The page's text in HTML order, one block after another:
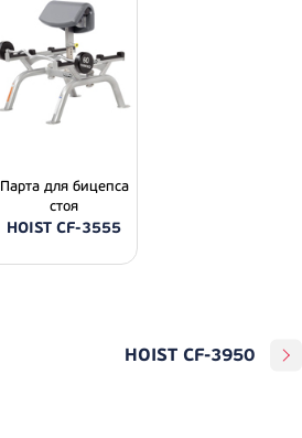
Парта для бицепса
стоя
HOIST CF-3555
HOIST CF-3950